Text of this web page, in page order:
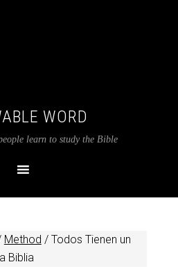
WORD
learn to study the Bible
Method /Todos Tienen un
Biblia